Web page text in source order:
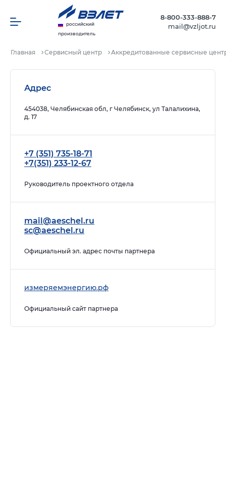
российский
производитель
8-800-333-888-7
mail@vzljot.ru
Главная Сервисный центр Аккредитованные сервисные
Адрес
454038, Челябинская обл, г Челябинск, ул Талалихина,
д. 17
+7 (351) 735-18-71
+7(351) 233-12-67
Руководитель проектного отдела
mail@aeschel.ru
sc@aeschel.ru
Официальный эл. адрес почты партнера
измеряемэнергию.рф
Официальный сайт партнера